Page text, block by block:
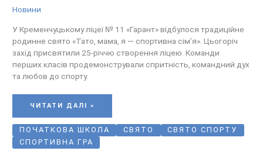
Новини
У Кременчуцькому ліцеї № 11 «Гарант» відбулося традиційне
родинне свято «Тато, мама, я — спортивна сім’я». Цьогоріч
захід присвятили 25-річчю створення ліцею. Команди
перших класів продемонстрували спритність, командний дух
та любов до спорту.
ЧИТАТИ ДАЛІ »
ПОЧАТКОВА ШКОЛА СВЯТО
СВЯТО СПОРТУ
СПОРТИВНА ГРА